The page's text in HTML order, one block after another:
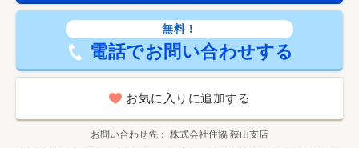
無料！
電話でお問い合わせする
お気に入りに追加する
お問い合わせ先
株式会社住協 狭山支店